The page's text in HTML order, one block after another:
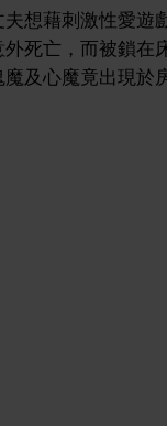
想藉刺激性愛
死亡，而被鎖
及心魔竟出現